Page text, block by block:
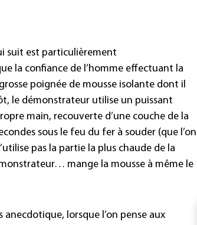
suit est particulièrement
la confiance de l’homme effectuant la
poignée de mousse isolante dont il
le démonstrateur utilise un puissant
main, recouverte d’une couche de la
sous le feu du fer à souder (que l’on
pas la partie la plus chaude de la
mange la mousse à même le
lorsque l’on pense aux